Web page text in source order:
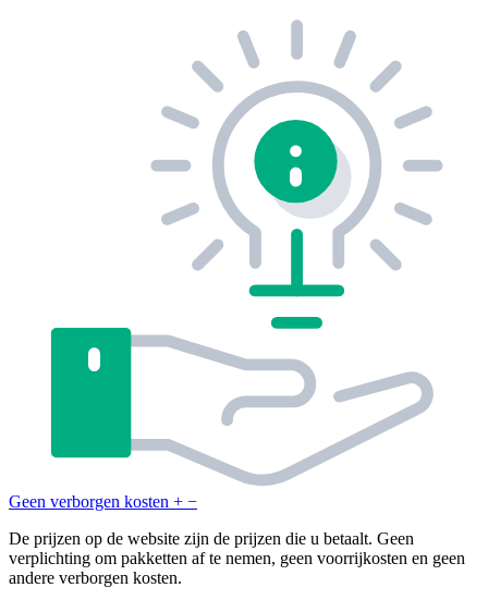
Geen verborgen kosten + −
De prijzen op de website zijn de prijzen die u betaalt. Geen
verplichting om pakketten af te nemen, geen voorrijkosten en geen
andere verborgen kosten.